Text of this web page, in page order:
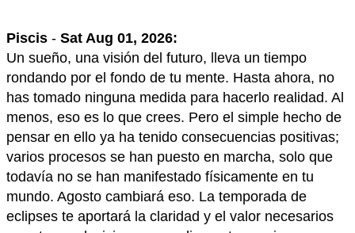
Piscis - Sat Aug 01, 2026:
Un sueño, una visión del futuro, lleva un tiempo
rondando por el fondo de tu mente. Hasta ahora, no
has tomado ninguna medida para hacerlo realidad. Al
menos, eso es lo que crees. Pero el simple hecho de
pensar en ello ya ha tenido consecuencias positivas;
varios procesos se han puesto en marcha, solo que
todavía no se han manifestado físicamente en tu
mundo. Agosto cambiará eso. La temporada de
eclipses te aportará la claridad y el valor necesarios